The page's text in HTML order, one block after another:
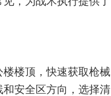
楼顶，快速获取枪械
安全区方向，选择清